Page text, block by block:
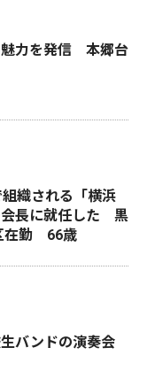
力を発信 本郷台
織される「横浜
会長に就任した 黒
在勤 66歳
バンドの演奏会